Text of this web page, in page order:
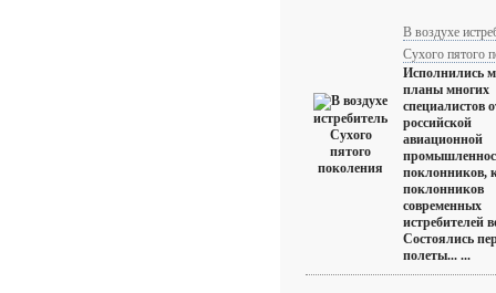
В воздухе
Сухого пятого
Исполнились
планы многих
специалистов
российской
авиационной
поклонников,
поклонников
современных
истребителей
Состоялись
полеты... ...